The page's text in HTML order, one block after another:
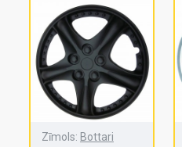
Zīmols: Bottari